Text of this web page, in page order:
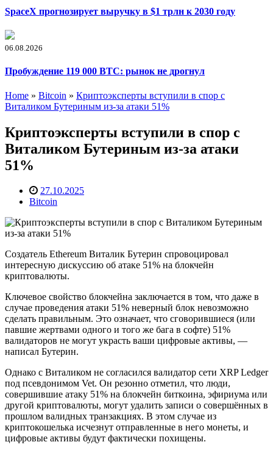
SpaceX прогнозирует выручку в $1 трлн к 2030 году
06.08.2026
Пробуждение 119 000 BTC: рынок не дрогнул
Home » Bitcoin » Криптоэксперты вступили в спор с
Виталиком Бутериным из-за атаки 51%
Криптоэксперты вступили в спор с
Виталиком Бутериным из-за атаки
51%
27.10.2025
Bitcoin
Создатель Ethereum Виталик Бутерин спровоцировал
интересную дискуссию об атаке 51% на блокчейн
криптовалюты.
Ключевое свойство блокчейна заключается в том, что даже в
случае проведения атаки 51% неверный блок невозможно
сделать правильным. Это означает, что сговорившиеся (или
павшие жертвами одного и того же бага в софте) 51%
валидаторов не могут украсть ваши цифровые активы, —
написал Бутерин.
Однако с Виталиком не согласился валидатор сети XRP Ledger
под псевдонимом Vet. Он резонно отметил, что люди,
совершившие атаку 51% на блокчейн биткоина, эфириума или
другой криптовалюты, могут удалить записи о совершённых в
прошлом валидных транзакциях. В этом случае из
криптокошелька исчезнут отправленные в него монеты, и
цифровые активы будут фактически похищены.